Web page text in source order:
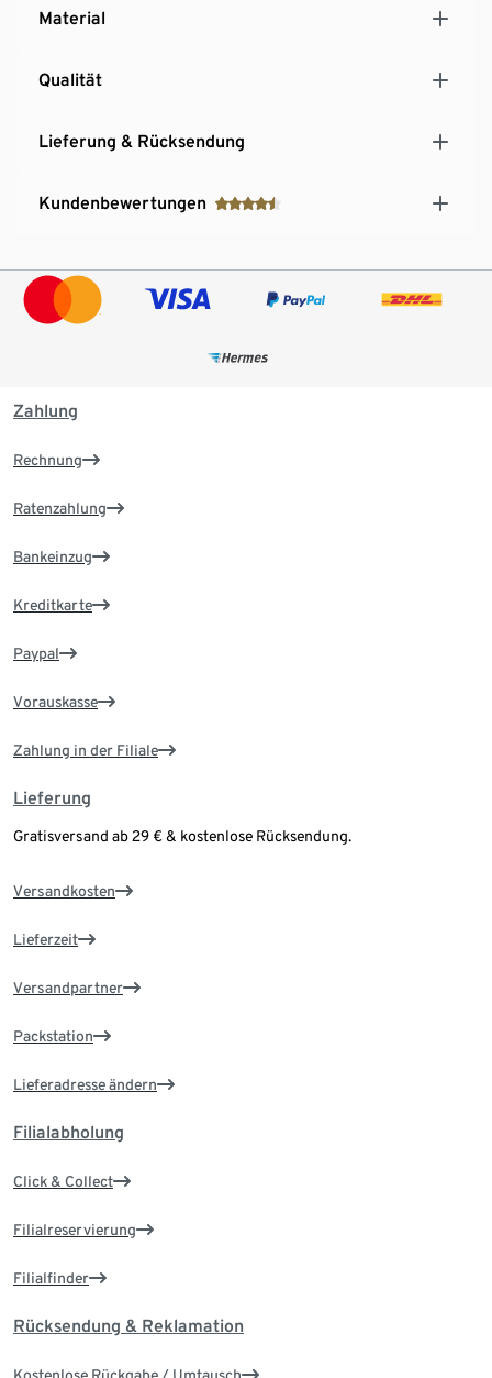
Material
Qualität
Lieferung & Rücksendung
Kundenbewertungen
Zahlung
Rechnung
Ratenzahlung
Bankeinzug
Kreditkarte
Paypal
Vorauskasse
Zahlung in der Filiale
Lieferung
Gratisversand ab 29 € & kostenlose Rücksendung.
Versandkosten
Lieferzeit
Versandpartner
Packstation
Lieferadresse ändern
Filialabholung
Click & Collect
Filialreservierung
Filialfinder
Rücksendung & Reklamation